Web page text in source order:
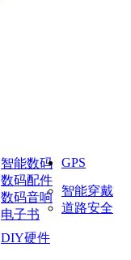
智能数码
数码配件
数码音响
电子书
GPS
智能穿戴
道路安全
DIY硬件